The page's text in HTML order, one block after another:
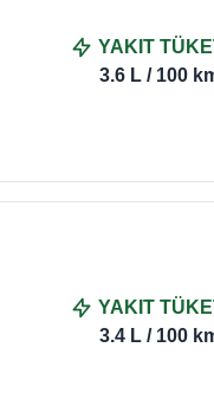
YAKIT
3.6 L / 100
YAKIT
3.4 L / 100